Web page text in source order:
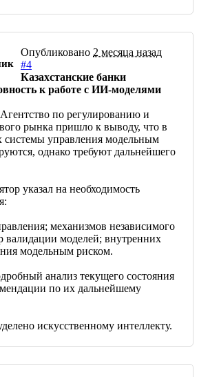
Опубликовано 2 месяца назад
#4
Казахстанские банки
к работе с ИИ-моделями
по регулированию и
рынка пришло к выводу, что в
системы управления модельным
однако требуют дальнейшего
указал на необходимость
механизмов независимого
валидации моделей; внутренних
модельным риском.
анализ текущего состояния
по их дальнейшему
искусственному интеллекту.